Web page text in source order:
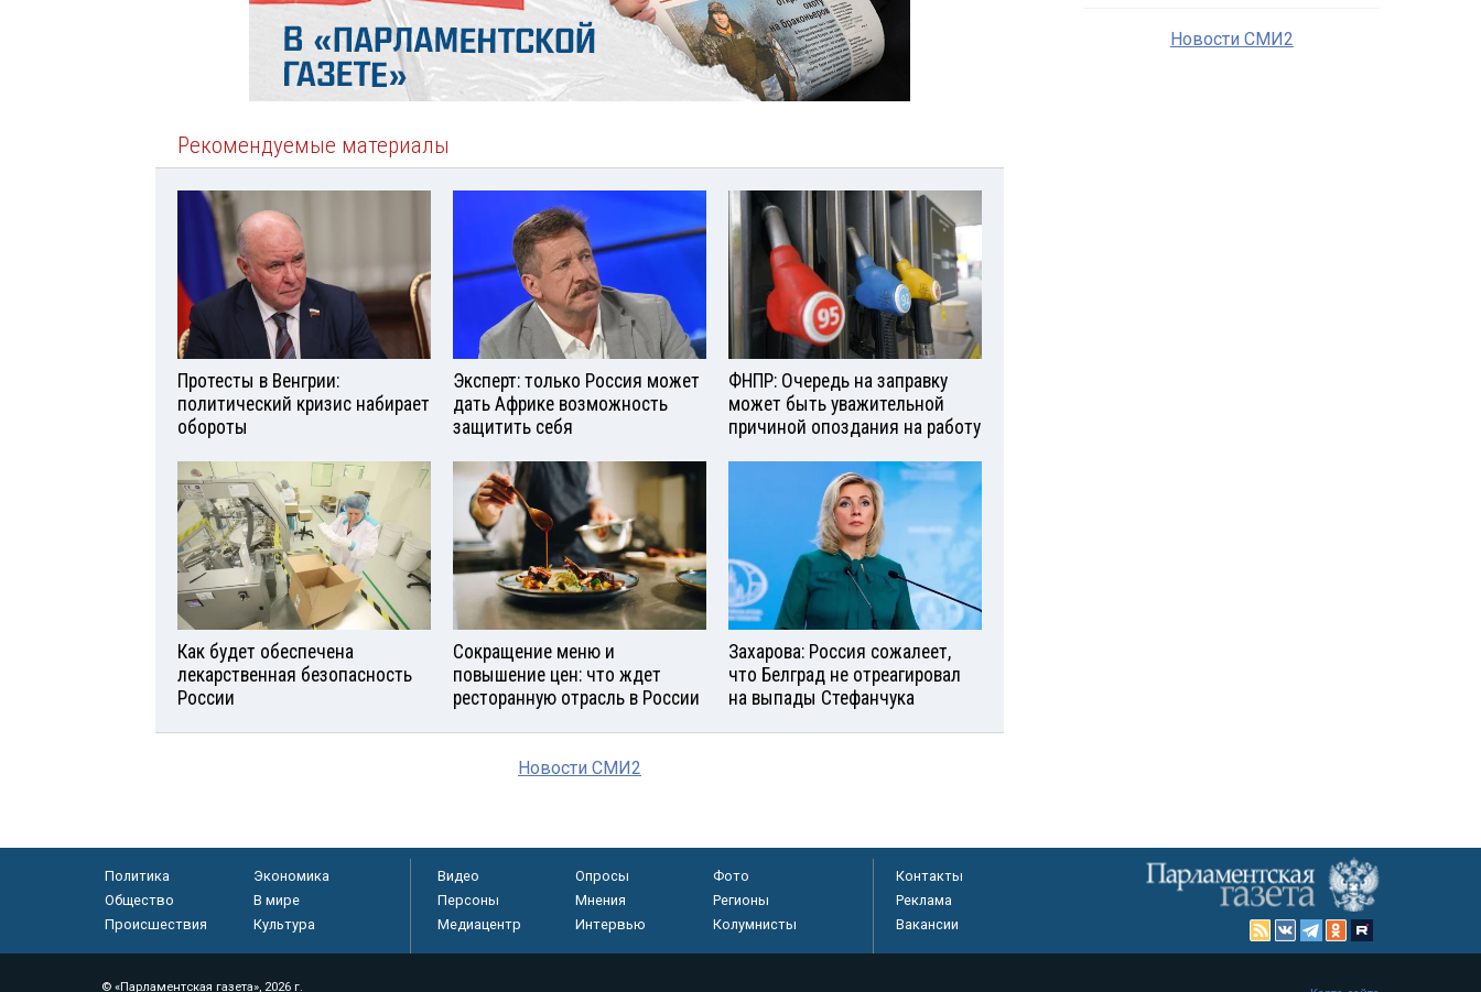
Рекомендуемые материалы
Протесты в Венгрии:
политический кризис набирает
обороты
Эксперт: только Россия может
дать Африке возможность
защитить себя
ФНПР: Очередь на заправку
может быть уважительной
причиной опоздания на работу
Как будет обеспечена
лекарственная безопасность
России
Сокращение меню и
повышение цен: что ждет
ресторанную отрасль в России
Захарова: Россия сожалеет,
что Белград не отреагировал
на выпады Стефанчука
Новости СМИ2
Новости СМИ2
Политика
Экономика
Общество
В мире
Происшествия
Культура
Видео Опросы
Фото
Персоны
Мнения
Регионы
Медиацентр
Интервью Колумнисты
Контакты
Реклама
Вакансии
© «Парламентская газета», 2026 г.